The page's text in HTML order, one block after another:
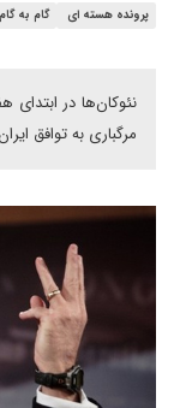
پرونده هسته ای
گام به
نئوکان‌ها در ابتدای
مرگباری به توافق